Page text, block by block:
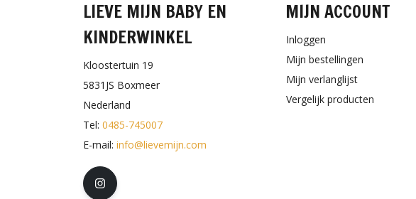
LIEVE MIJN BABY EN
KINDERWINKEL
Kloostertuin 19
5831JS Boxmeer
Nederland
Tel: 0485-745007
E-mail: info@lievemijn.com
MIJN ACCOUNT
Inloggen
Mijn bestellingen
Mijn verlanglijst
Vergelijk producten